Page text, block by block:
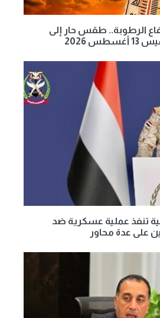
الرطوبة.. طقس حار إلى
2026
تنفذ عملية عسكرية ضد
على عدة محاور